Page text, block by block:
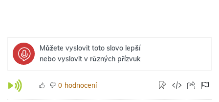
Můžete vyslovit toto slovo lepší
nebo vyslovit v různých přízvuk
0 hodnocení